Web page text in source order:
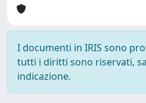
I documenti in IRIS sono
tutti i diritti sono riservati,
indicazione.